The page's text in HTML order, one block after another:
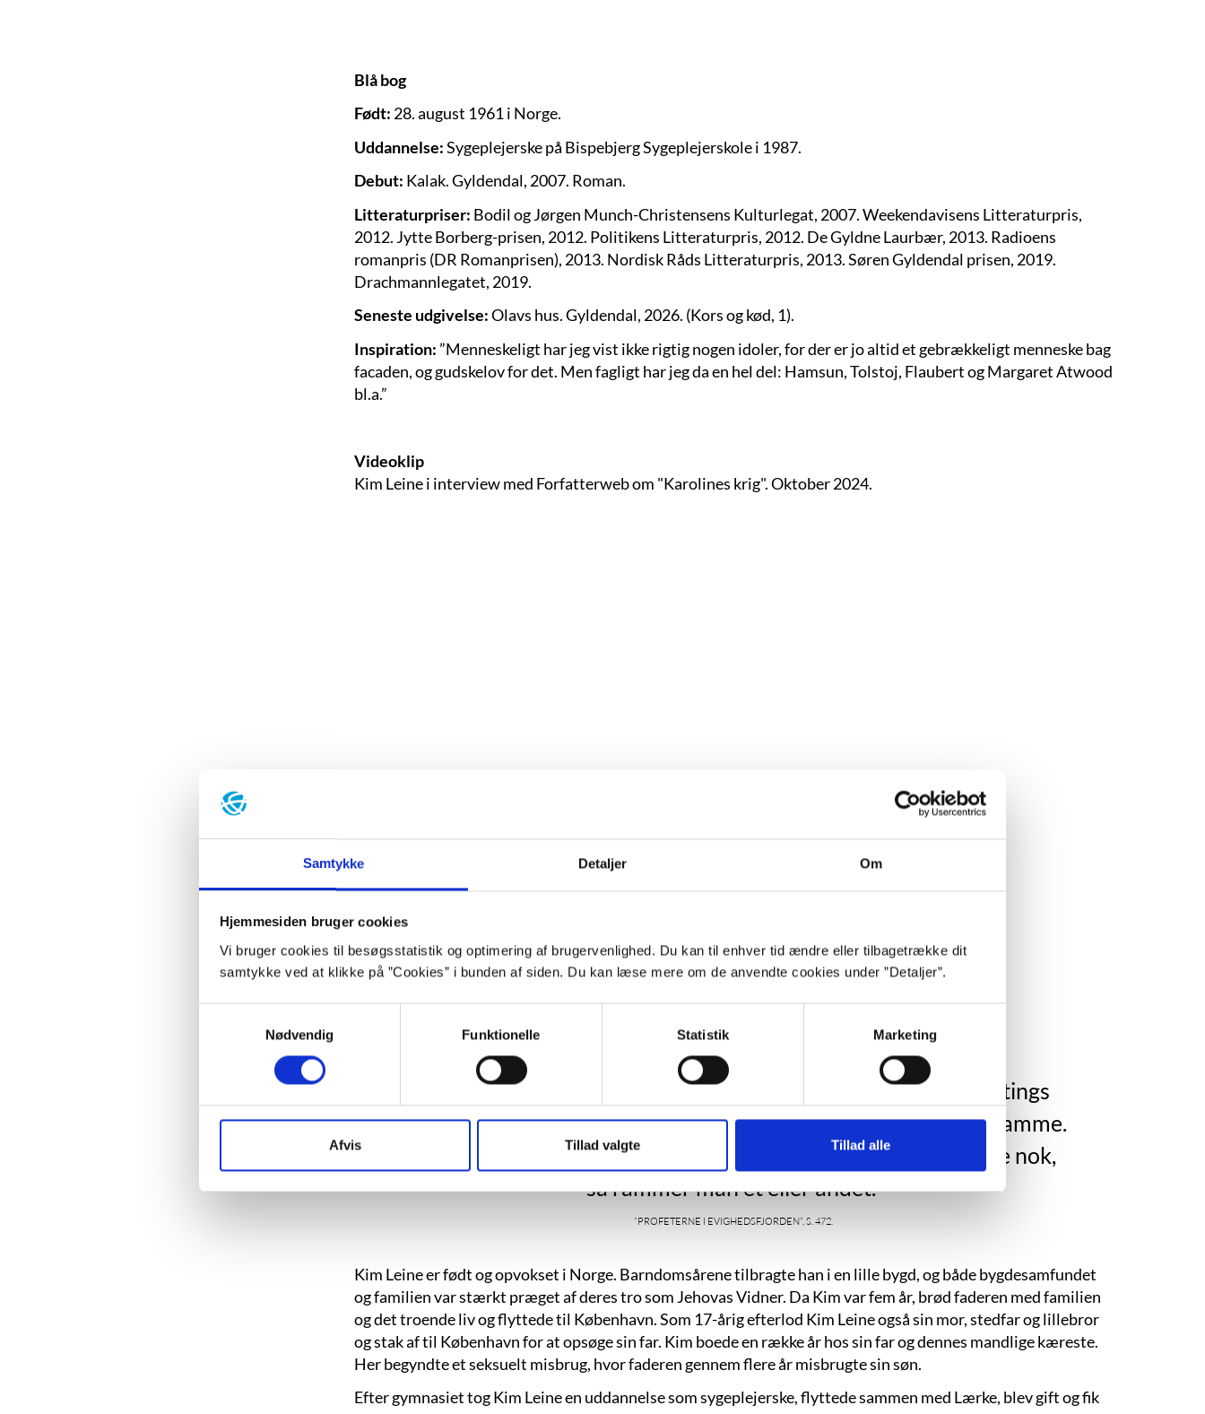
Samtykke Detaljer Om
Hjemmesiden bruger cookies
Vi bruger cookies til besøgsstatistik og optimering af brugervenlighed. Du kan til enhver tid ændre eller tilbagetrække dit
samtykke ved at klikke på ”Cookies” i bunden af siden. Du kan læse mere om de anvendte cookies under ”Detaljer”.
Nødvendig
Funktionelle Statistik Marketing
Afvis Tillad valgte Tillad alle
Blå bog
Født: 28. august 1961 i Norge.
Uddannelse:Sygeplejerske på Bispebjerg Sygeplejerskole i 1987.
Debut: Kalak. Gyldendal, 2007. Roman.
Litteraturpriser: Bodil og Jørgen Munch-Christensens Kulturlegat, 2007. Weekendavisens Litteraturpris,
2012. Jytte Borberg-prisen, 2012. Politikens Litteraturpris, 2012. De Gyldne Laurbær, 2013. Radioens
romanpris (DR Romanprisen), 2013. Nordisk Råds Litteraturpris, 2013. Søren Gyldendal prisen, 2019.
Drachmannlegatet, 2019.
Seneste udgivelse:Olavs hus. Gyldendal, 2026. (Kors og kød, 1).
Inspiration: ”Menneskeligt har jeg vist ikke rigtig nogen idoler, for der er jo altid et gebrækkeligt menneske bag
facaden, og gudskelov for det. Men fagligt har jeg da en hel del: Hamsun, Tolstoj, Flaubert og Margaret Atwood
bl.a.”
Videoklip
Kim Leine i interview med Forfatterweb om "Karolines krig". Oktober 2024.
Baggrund
”Han sætter sin lid til tiden, jordens ufortrødne rotation og altings
ubønhørlige fremadskriden. Intet bliver ved med at være det samme.
Tiden er et fald, man falder og falder, og hvis man falder længe nok,
så rammer man et eller andet.”
”Profeterne i Evighedsfjorden”, s. 472.
Kim Leine er født og opvokset i Norge. Barndomsårene tilbragte han i en lille bygd, og både bygdesamfundet
og familien var stærkt præget af deres tro som Jehovas Vidner. Da Kim var fem år, brød faderen med familien
og det troende liv og flyttede til København. Som 17-årig efterlod Kim Leine også sin mor, stedfar og lillebror
og stak af til København for at opsøge sin far. Kim boede en række år hos sin far og dennes mandlige kæreste.
Her begyndte et seksuelt misbrug, hvor faderen gennem flere år misbrugte sin søn.
Efter gymnasiet tog Kim Leine en uddannelse som sygeplejerske, flyttede sammen med Lærke, blev gift og fik